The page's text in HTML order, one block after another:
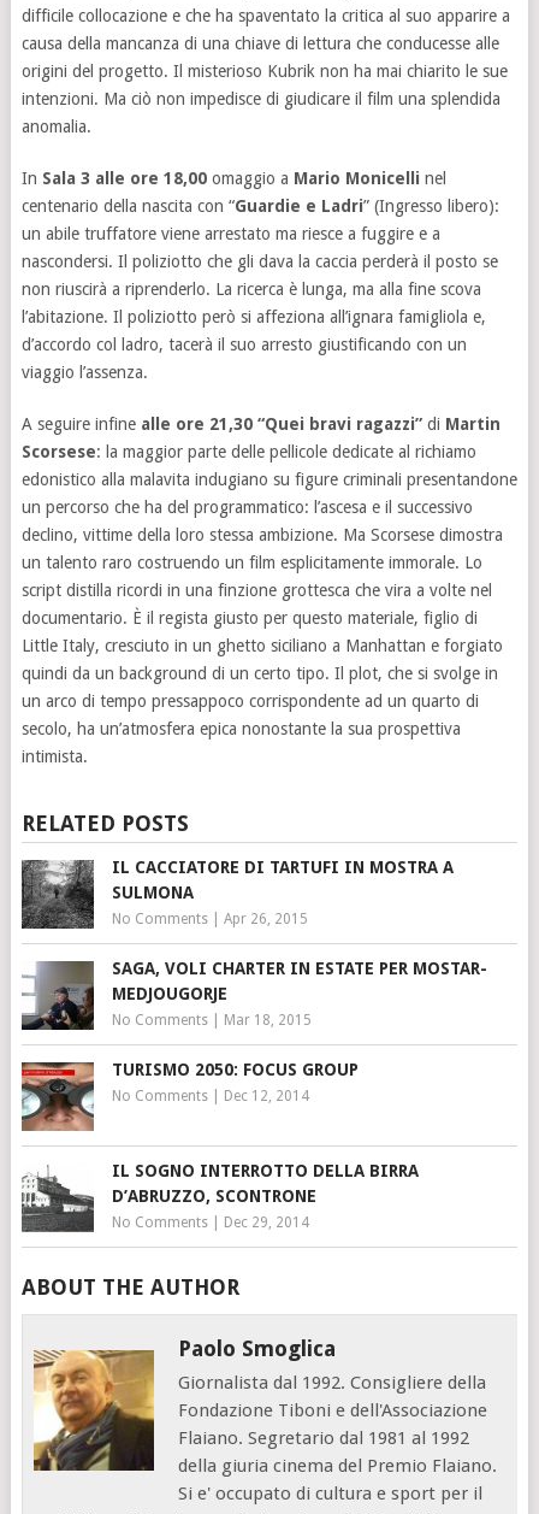
difficile collocazione e che ha spaventato la critica al suo apparire a
causa della mancanza di una chiave di lettura che conducesse alle
origini del progetto. Il misterioso Kubrik non ha mai chiarito le sue
intenzioni. Ma ciò non impedisce di giudicare il film una splendida
anomalia.
In Sala 3 alle ore 18,00omaggio a Mario Monicelli nel
centenario della nascita con “Guardie e Ladri” (Ingresso libero):
un abile truffatore viene arrestato ma riesce a fuggire e a
nascondersi. Il poliziotto che gli dava la caccia perderà il posto se
non riuscirà a riprenderlo. La ricerca è lunga, ma alla fine scova
l’abitazione. Il poliziotto però si affeziona all’ignara famigliola e,
d’accordo col ladro, tacerà il suo arresto giustificando con un
viaggio l’assenza.
A seguire infine alle ore 21,30 “Quei bravi ragazzi”di Martin
Scorsese: la maggior parte delle pellicole dedicate al richiamo
edonistico alla malavita indugiano su figure criminali presentandone
un percorso che ha del programmatico: l’ascesa e il successivo
declino, vittime della loro stessa ambizione. Ma Scorsese dimostra
un talento raro costruendo un film esplicitamente immorale. Lo
script distilla ricordi in una finzione grottesca che vira a volte nel
documentario. È il regista giusto per questo materiale, figlio di
Little Italy, cresciuto in un ghetto siciliano a Manhattan e forgiato
quindi da un background di un certo tipo. Il plot, che si svolge in
un arco di tempo pressappoco corrispondente ad un quarto di
secolo, ha un’atmosfera epica nonostante la sua prospettiva
intimista.
RELATED POSTS
IL CACCIATORE DI TARTUFI IN MOSTRA A
SULMONA
No Comments| Apr 26, 2015
SAGA, VOLI CHARTER IN ESTATE PER MOSTAR-
MEDJOUGORJE
No Comments| Mar 18, 2015
TURISMO 2050: FOCUS GROUP
No Comments| Dec 12, 2014
IL SOGNO INTERROTTO DELLA BIRRA
D’ABRUZZO, SCONTRONE
No Comments| Dec 29, 2014
ABOUT THE AUTHOR
Paolo Smoglica
Giornalista dal 1992. Consigliere della
Fondazione Tiboni e dell'Associazione
Flaiano. Segretario dal 1981 al 1992
della giuria cinema del Premio Flaiano.
Si e' occupato di cultura e sport per il